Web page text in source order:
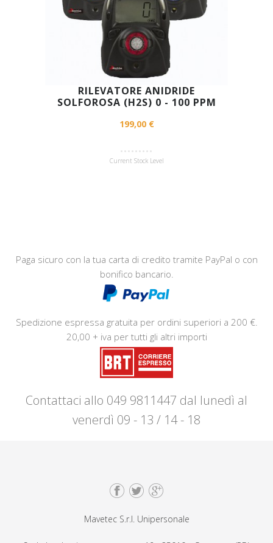
RILEVATORE ANIDRIDE
SOLFOROSA (H2S) 0 - 100 PPM
199,00 €
Current Stock Level
Paga sicuro con la tua carta di credito tramite PayPal o con
bonifico bancario.
Spedizione espressa gratuita per ordini superiori a 200 €.
20,00 + iva per tutti gli altri importi
Contattaci allo 049 9811447 dal lunedì al
venerdì 09 - 13 / 14 - 18
Mavetec S.r.l. Unipersonale